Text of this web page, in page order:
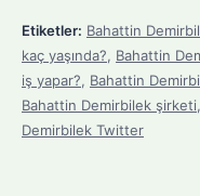
Etiketler: Bahattin
kaç yaşında?, Bahattin
iş yapar?, Bahattin
Bahattin Demirbilek şirketi,
Demirbilek Twitter